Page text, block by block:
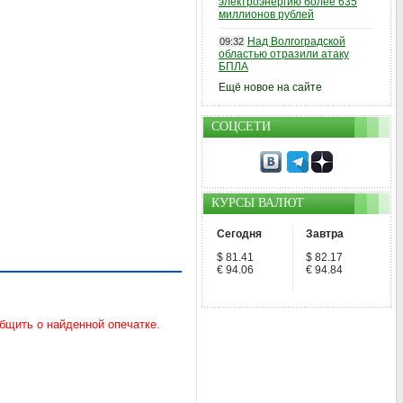
миллионов рублей
09:32 Над Волгоградской
областью отразили атаку
БПЛА
Ещё новое на сайте
СОЦСЕТИ
КУРСЫ ВАЛЮТ
Сегодня
$ 81.41
€ 94.06
Завтра
$ 82.17
€ 94.84